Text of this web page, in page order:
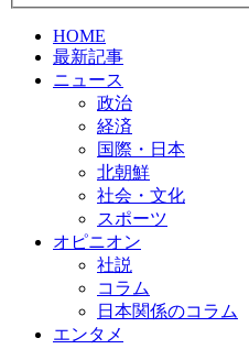
HOME
最新記事
ニュース
政治
経済
国際・日本
北朝鮮
社会・文化
スポーツ
オピニオン
社説
コラム
日本関係のコラム
エンタメ